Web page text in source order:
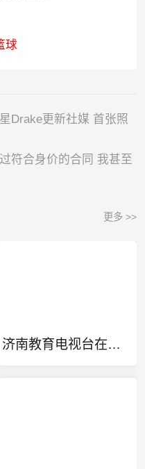
球
Drake更新社媒 首张照
符合身价的合同 我甚至
更多 >>
济南教育电视台在线直播